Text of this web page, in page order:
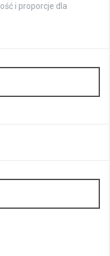
i proporcje dla